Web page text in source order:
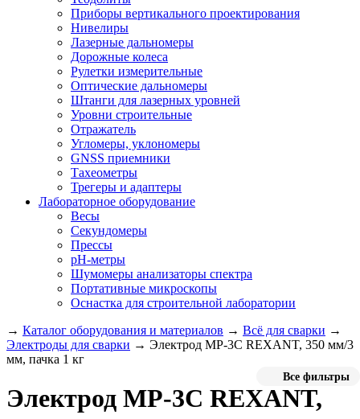
Приборы вертикального проектирования
Нивелиры
Лазерные дальномеры
Дорожные колеса
Рулетки измерительные
Оптические дальномеры
Штанги для лазерных уровней
Уровни строительные
Отражатель
Угломеры, уклономеры
GNSS приемники
Тахеометры
Трегеры и адаптеры
Лабораторное оборудование
Весы
Секундомеры
Прессы
pH-метры
Шумомеры анализаторы спектра
Портативные микроскопы
Оснастка для строительной лаборатории
→ Каталог оборудования и материалов → Всё для сварки →
Электроды для сварки → Электрод MP-3C REXANT, 350 мм/3
мм, пачка 1 кг
Все фильтры
Электрод MP-3C REXANT,